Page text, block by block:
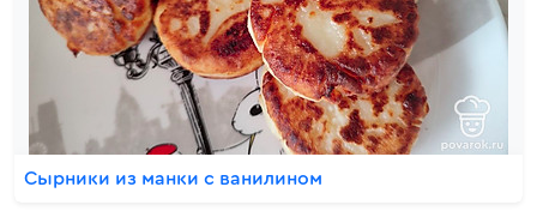
Сырники из манки с ванилином